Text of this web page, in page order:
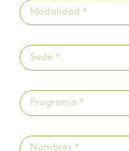
Modalidad *
Sede *
Programa *